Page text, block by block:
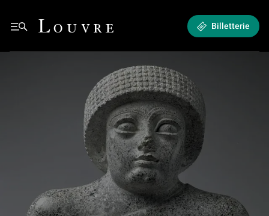
Louvre - Retour à l'accueil
Billetterie